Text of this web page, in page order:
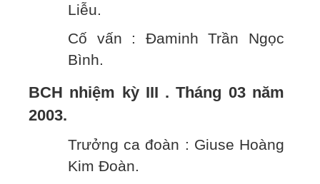
Liễu.
Cố vấn : Đaminh Trần Ngọc
Bình.
BCH nhiệm kỳ III . Tháng 03 năm
2003.
Trưởng ca đoàn : Giuse Hoàng
Kim Đoàn.